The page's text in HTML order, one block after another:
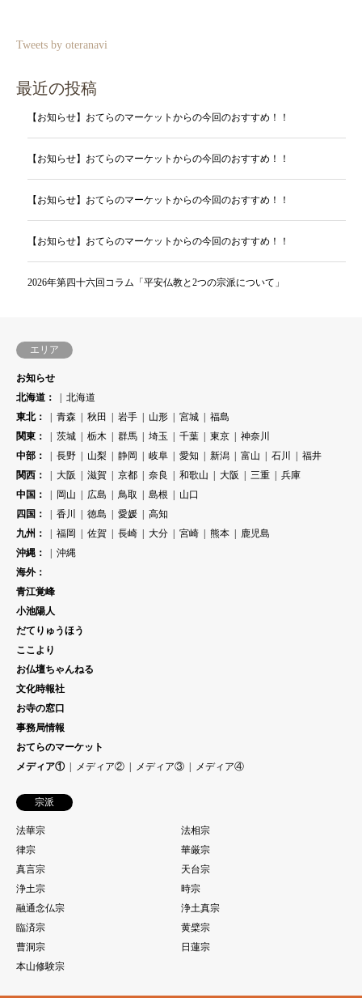
Tweets by oteranavi
最近の投稿
【お知らせ】おてらのマーケットからの今回のおすすめ！！
【お知らせ】おてらのマーケットからの今回のおすすめ！！
【お知らせ】おてらのマーケットからの今回のおすすめ！！
【お知らせ】おてらのマーケットからの今回のおすすめ！！
2026年第四十六回コラム「平安仏教と2つの宗派について」
エリア
お知らせ
北海道：
北海道
東北：
青森 秋田 岩手 山形 宮城
福島
関東：
茨城 栃木 群馬 埼玉 千葉 東京
神奈川
中部：
長野 山梨 静岡 岐阜 愛知 新潟 富山 石川
福井
関西：
大阪 滋賀 京都 奈良 和歌山 大阪 三重
兵庫
中国：
岡山 広島 鳥取 島根
山口
四国：
香川 徳島 愛媛
高知
九州：
福岡 佐賀 長崎 大分 宮崎 熊本
鹿児島
沖縄：
沖縄
海外：
青江覚峰
小池陽人
だてりゅうほう
ここより
お仏壇ちゃんねる
文化時報社
お寺の窓口
事務局情報
おてらのマーケット
メディア①
メディア② メディア③ メディア④
宗派
法華宗
法相宗
律宗
華厳宗
真言宗
天台宗
浄土宗
時宗
融通念仏宗
浄土真宗
臨済宗
黄檗宗
曹洞宗
日蓮宗
本山修験宗